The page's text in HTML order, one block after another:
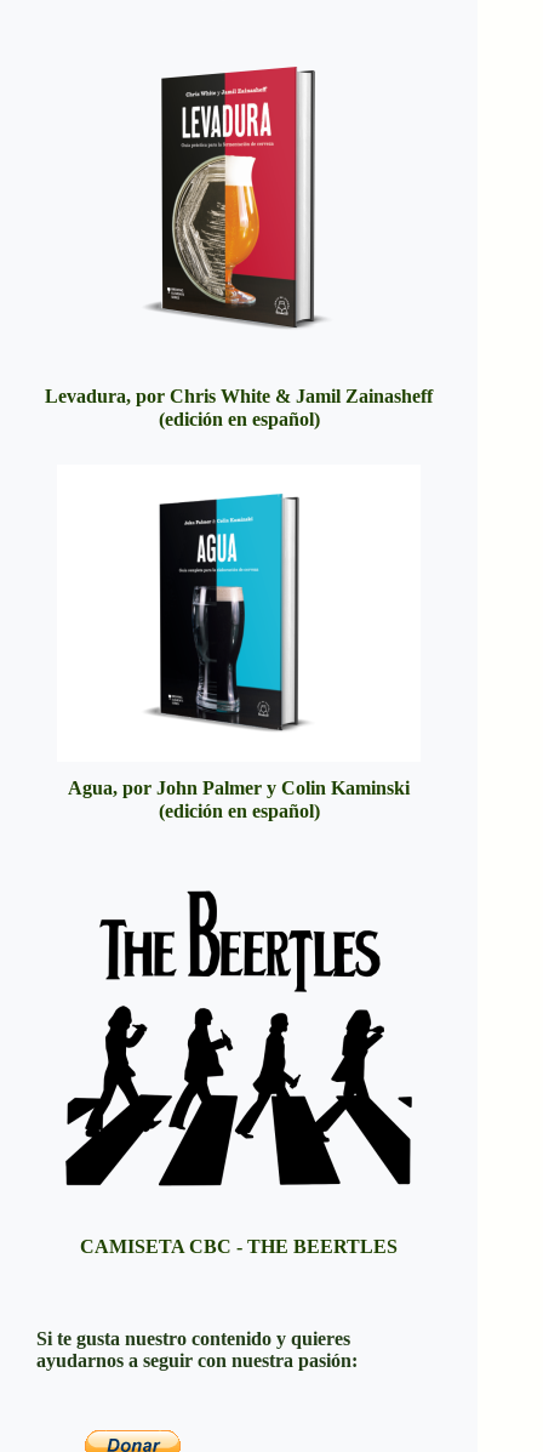
Levadura, por Chris White & Jamil Zainasheff
(edición en español)
Agua, por John Palmer y Colin Kaminski
(edición en español)
CAMISETA CBC - THE BEERTLES
Si te gusta nuestro contenido y quieres
ayudarnos a seguir con nuestra pasión: